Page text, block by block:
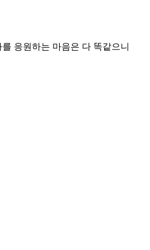
응원하는 마음은 다 똑같으니